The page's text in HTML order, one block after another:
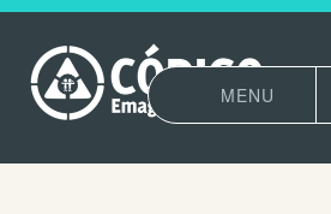
MENU